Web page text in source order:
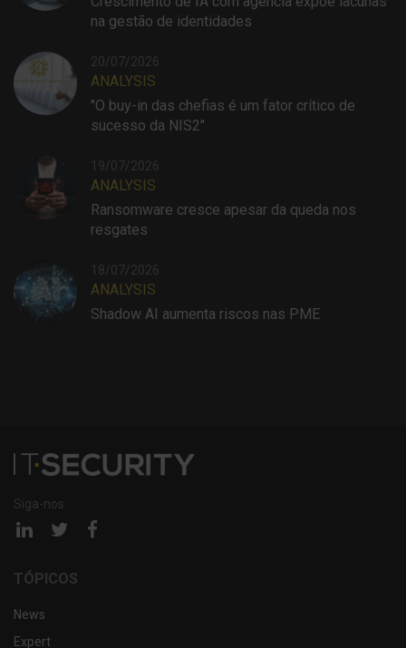
na gestão de identidades
20/07/2026
ANALYSIS
"O buy-in das chefias é um fator crítico de
sucesso da NIS2"
19/07/2026
ANALYSIS
Ransomware cresce apesar da queda nos
resgates
18/07/2026
ANALYSIS
Shadow AI aumenta riscos nas PME
Siga-nos:
Página Página
TÓPICOS
News
Expert